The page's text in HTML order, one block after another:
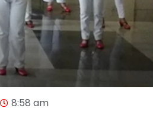
8:58 am